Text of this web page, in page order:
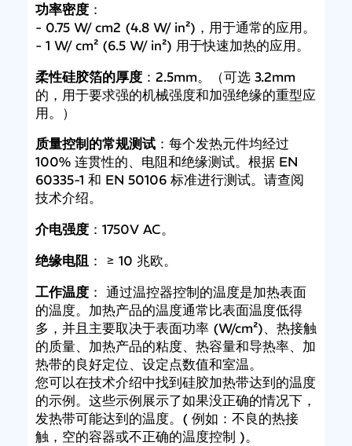
功率密度：
- 0.75 W/ cm2 (4.8 W/ in²)，用于通常的应用。
- 1 W/ cm² (6.5 W/ in²) 用于快速加热的应用。
柔性硅胶箔的厚度：2.5mm。（可选 3.2mm
的，用于要求强的机械强度和加强绝缘的重型应
用。）
质量控制的常规测试：每个发热元件均经过
100% 连贯性的、电阻和绝缘测试。根据 EN
60335-1 和 EN 50106 标准进行测试。请查阅
技术介绍。
介电强度：1750V AC。
绝缘电阻： ≥ 10 兆欧。
工作温度： 通过温控器控制的温度是加热表面
的温度。加热产品的温度通常比表面温度低得
多，并且主要取决于表面功率 (W/cm²)、热接触
的质量、加热产品的粘度、热容量和导热率、加
热带的良好定位、设定点数值和室温。
您可以在技术介绍中找到硅胶加热带达到的温度
的示例。这些示例展示了如果没正确的情况下，
发热带可能达到的温度。( 例如：不良的热接
触，空的容器或不正确的温度控制 )。